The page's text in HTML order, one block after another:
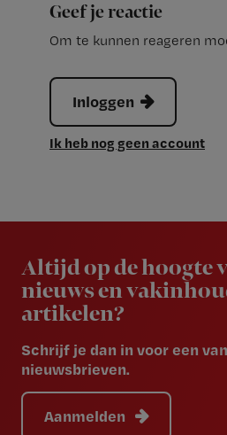
Geef je reactie
Om te kunnen reageren
Inloggen
Ik heb nog geen account
Altijd op de hoogte
nieuws en
artikelen?
Schrijf je dan in voor een
nieuwsbrieven.
Aanmelden